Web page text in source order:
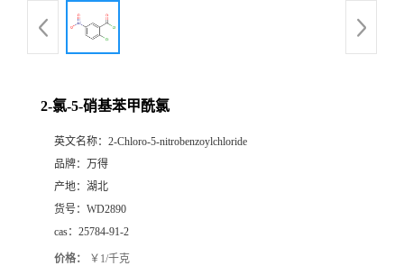
2-氯-5-硝基苯甲酰氯
英文名称： 2-Chloro-5-nitrobenzoylchloride
品牌： 万得
产地： 湖北
货号： WD2890
cas： 25784-91-2
价格： ￥1/千克